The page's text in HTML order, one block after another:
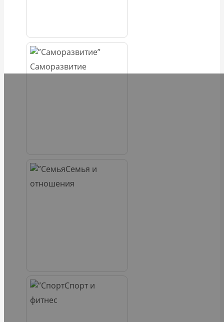
Саморазвитие
Семья и
отношения
Спорт и
фитнес